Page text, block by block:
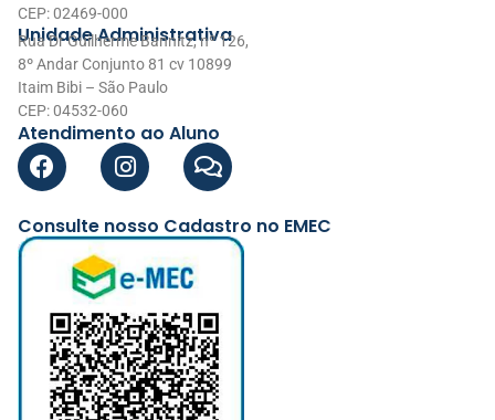
CEP: 02469-000
Unidade Administrativa
Rua Dr Guilherme Bannitz, nº 126,
8º Andar Conjunto 81 cv 10899
Itaim Bibi – São Paulo
CEP: 04532-060
Atendimento ao Aluno
Consulte nosso Cadastro no EMEC